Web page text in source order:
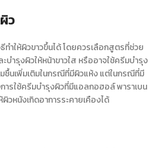
ว
ทำให้ผิวขาวขึ้นได้ โดยควรเลือกสูตรที่ช่วย
บำรุงผิวให้หน้าขาวใส หรืออาจใช้ครีมบำรุง
ชื้นเพิ่มเติมในกรณีที่มีผิวแห้ง แต่ในกรณีที่มี
ารใช้ครีมบำรุงผิวที่มีแอลกอฮอล์ พาราเบน
ผิวหนังเกิดอาการระคายเคืองได้